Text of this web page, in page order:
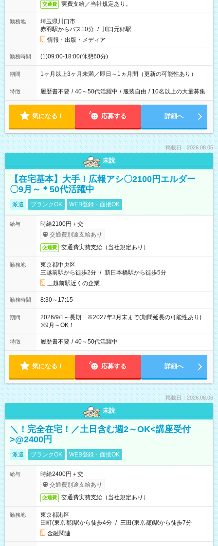
交通費 実費支給／当社規定あり。
勤務地
埼玉県川口市
赤羽駅からバス10分 / 川口元郷駅
情報・出版・メディア
勤務時間 (1)09:00-18:00(休憩60分)
期間 1ヶ月以上3ヶ月未満／即日～1ヵ月間（更新の可能性あり）
特徴 履歴書不要 / 40～50代活躍中 / 服装自由 / 10名以上の大量募集
気になる！ 応募する 詳細へ
掲載日：2026.08.05
未読
【在宅基本】大手！広報アシ〇2100円エルダー
〇9月～＊50代活躍中
派遣 ブランクOK WEB登録・面接OK
給与
時給2100円＋交
交通費別途支給あり
交通費 交通費実費支給（当社規定あり）
勤務地
東京都中央区
三越前駅から徒歩2分 / 新日本橋駅から徒歩5分
三越前駅近くの企業
勤務時間 8:30～17:15
期間
2026/9/1～長期 ※2027年3月末まで(期間延長の可能性あり)
※9月～OK！
特徴 履歴書不要 / 40～50代活躍中
気になる！ 応募する 詳細へ
掲載日：2026.08.06
未読
＼！完全在宅！／土日含む週2～OK<講座受付
>@2400円
派遣 ブランクOK WEB登録・面接OK
給与
時給2400円＋交
交通費別途支給あり
交通費 交通費実費支給（当社規定あり）
勤務地
東京都港区
田町(東京都)駅から徒歩4分 / 三田(東京都)駅から徒歩7分
金融関連